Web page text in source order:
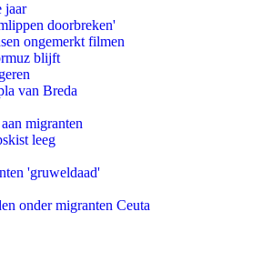
jaar
doorbreken'
ongemerkt filmen
blijft
van Breda
migranten
leeg
'gruweldaad'
onder migranten Ceuta